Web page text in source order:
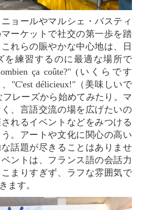
ーケットで社交の第一歩を踏
れらの賑やかな中心地は、日
を練習するのに最適な場所で
ça coûte?" (いくらです
"C'est délicieux!"（美味しいで
レーズから始めてみたり。マ
、言語交流の場を広げたいの
れるイベントなどをみつける
。アートや文化に関心の高い
話題が尽きることはありませ
ントは、フランス語の会話力
まりすぎず、ラフな雰囲気で
ます。